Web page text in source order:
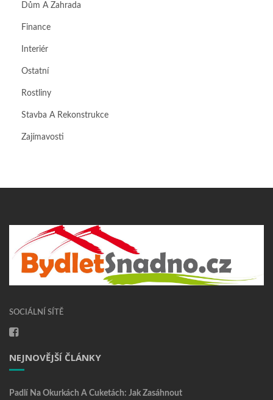
Dům A Zahrada
Finance
Interiér
Ostatní
Rostliny
Stavba A Rekonstrukce
Zajímavosti
SOCIÁLNÍ SÍTĚ
NEJNOVĚJŠÍ ČLÁNKY
Padlí Na Okurkách A Cuketách: Jak Zasáhnout